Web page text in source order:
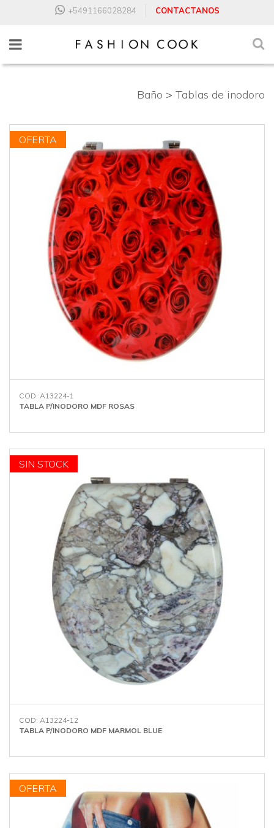
+5491166028284 CONTACTANOS
Baño > Tablas de inodoro
OFERTA
COD: A13224-1
TABLA P/INODORO MDF ROSAS
OFERTA
SIN STOCK
COD: A13224-12
TABLA P/INODORO MDF MARMOL BLUE
OFERTA